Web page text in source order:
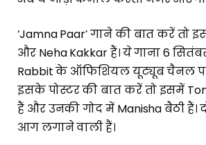
‘Jamna Paar’ गाने की बात करें तो
और Neha Kakkar हैं। ये गाना 6
Rabbit के ऑफिशियल यूट्यूब चैनल पर
इसके पोस्टर की बात करें तो इसमें
हैं और उनकी गोद में Manisha बैठी हैं।
आग लगाने वाली हैं।